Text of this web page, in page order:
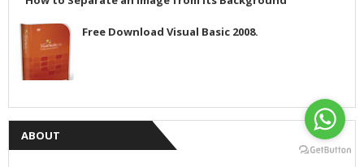
Free Download Visual Basic 2008.
ABOUT